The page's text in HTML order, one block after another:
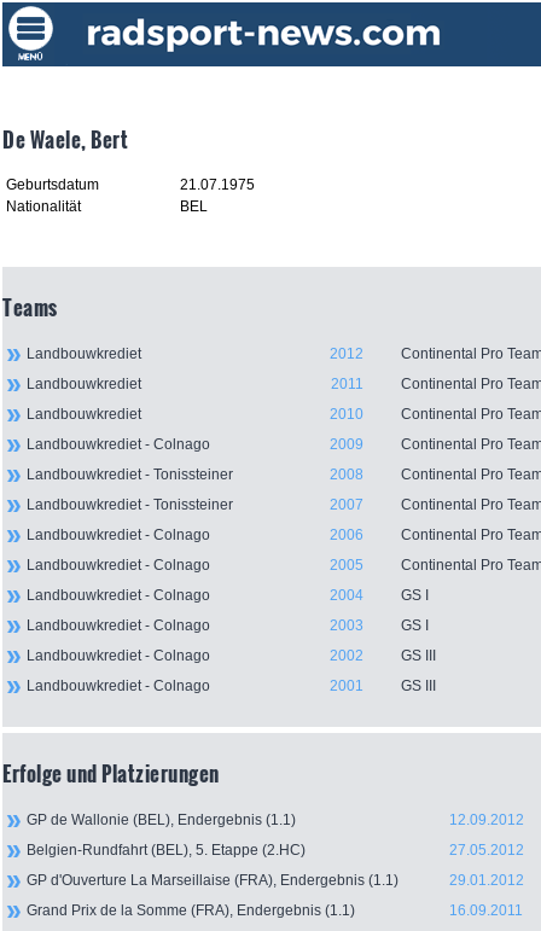
De Waele, Bert
Geburtsdatum
21.07.1975
Nationalität
BEL
Teams
Landbouwkrediet 2012
Continental Pro
Landbouwkrediet
2011
Continental Pro
Landbouwkrediet
2010
Continental Pro
Landbouwkrediet - Colnago
2009
Continental Pro
Landbouwkrediet - Tonissteiner
2008
Continental Pro
Landbouwkrediet - Tonissteiner
2007
Continental Pro
Landbouwkrediet - Colnago
2006
Continental Pro
Landbouwkrediet - Colnago
2005
Continental Pro
Landbouwkrediet - Colnago
2004
GS I
Landbouwkrediet - Colnago
2003
GS I
Landbouwkrediet - Colnago
2002
GS III
Landbouwkrediet - Colnago
2001 GS III
Erfolge und Platzierungen
GP de Wallonie (BEL), Endergebnis (1.1)
12.09.2012
Belgien-Rundfahrt (BEL), 5. Etappe (2.HC)
27.05.2012
GP d'Ouverture La Marseillaise (FRA), Endergebnis (1.1)
29.01.2012
Grand Prix de la Somme (FRA), Endergebnis (1.1)
16.09.2011